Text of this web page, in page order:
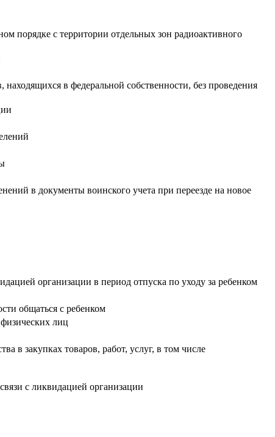
порядке с территории отдельных зон радиоактивного
находящихся в федеральной собственности, без проведения
в документы воинского учета при переезде на новое
организации в период отпуска по уходу за ребенком
общаться с ребенком
лиц
в закупках товаров, работ, услуг, в том числе
с ликвидацией организации